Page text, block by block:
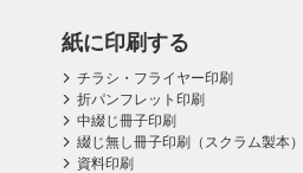
紙に印刷する
チラシ・フライヤー印刷
折パンフレット印刷
中綴じ冊子印刷
綴じ無し冊子印刷（スクラム製本）
資料印刷